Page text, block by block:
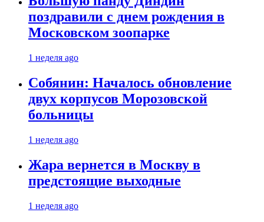
поздравили с днем рождения в
Московском зоопарке
1 неделя ago
Собянин: Началось обновление
двух корпусов Морозовской
больницы
1 неделя ago
Жара вернется в Москву в
предстоящие выходные
1 неделя ago